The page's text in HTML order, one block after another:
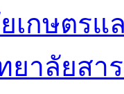
เกษตรแ
ยาลัยสา